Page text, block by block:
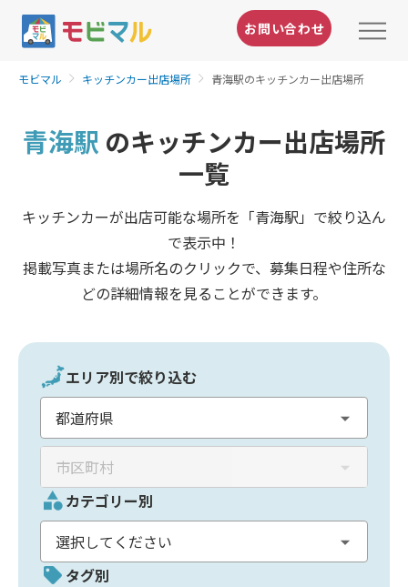
お問い合わせ
モビマル キッチンカー出店場所 青海駅のキッチンカー出店場所
青海駅 のキッチンカー出店場所
一覧
キッチンカーが出店可能な場所を「青海駅」で絞り込ん
で表示中！
掲載写真または場所名のクリックで、募集日程や住所な
どの詳細情報を見ることができます。
エリア別で絞り込む
カテゴリー別
タグ別